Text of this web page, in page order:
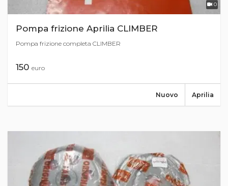
0
Pompa frizione Aprilia CLIMBER
Pompa frizione completa CLIMBER
150 euro
Aprilia
Nuovo